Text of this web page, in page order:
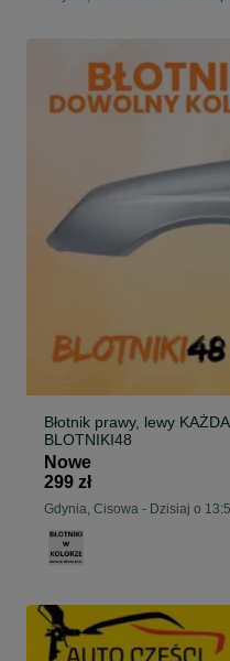
Błotnik prawy, lewy
BLOTNIKI48
Nowe
299 zł
Gdynia, Cisowa - Dzisiaj o